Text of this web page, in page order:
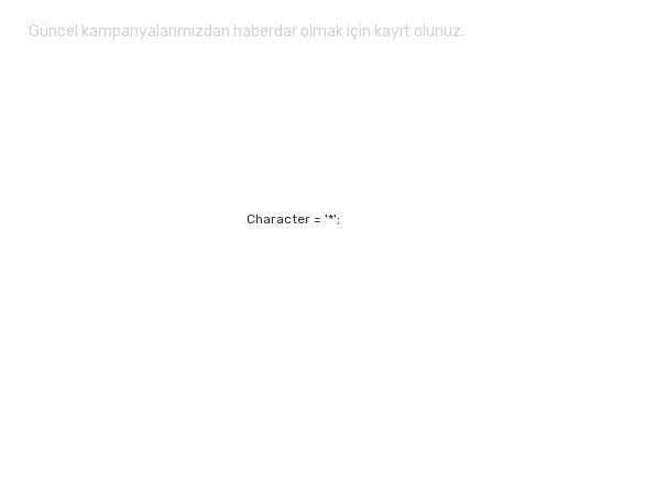
Güncel kampanyalarımızdan haberdar olmak için kayıt olunuz.
Character = '*';